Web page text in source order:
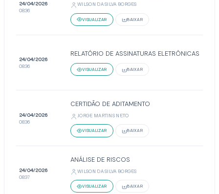
24/04/2026
08:36
WILSON DA SILVA BORGES
VISUALIZAR BAIXAR
24/04/2026
08:36
RELATÓRIO DE ASSINATURAS ELETRÔNICAS
VISUALIZAR BAIXAR
24/04/2026
08:36
CERTIDÃO DE ADITAMENTO
JORGE MARTINS NETO
VISUALIZAR BAIXAR
24/04/2026
08:37
ANÁLISE DE RISCOS
WILSON DA SILVA BORGES
VISUALIZAR BAIXAR